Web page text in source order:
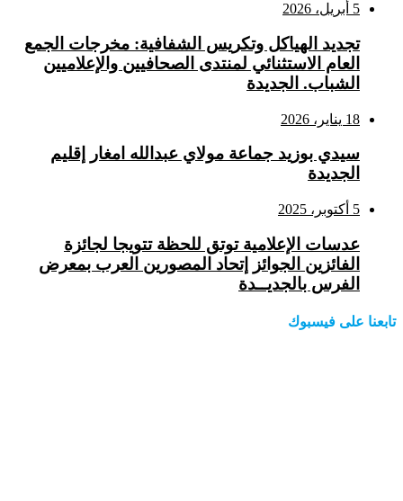
5 أبريل، 2026
تجديد الهياكل وتكريس الشفافية: مخرجات الجمع
العام الاستثنائي لمنتدى الصحافيين والإعلاميين
الشباب. الجديدة
18 يناير، 2026
سيدي بوزيد جماعة مولاي عبدالله امغار إقليم
الجديدة
5 أكتوبر، 2025
عدسات الإعلامية توتق للحظة تتويجا لجائزة
الفائزين الجوائز إتحاد المصورين العرب بمعرض
الفرس بالجديــدة
تابعنا على فيسبوك